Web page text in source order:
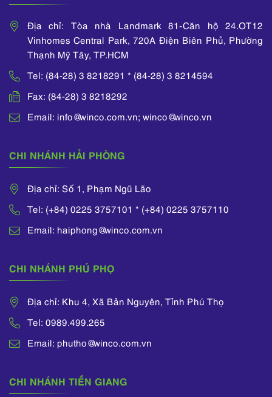
Địa chỉ: Tòa nhà Landmark 81-Căn hộ 24.OT12
Vinhomes Central Park, 720A Điện Biên Phủ, Phường
Thạnh Mỹ Tây, TP.HCM
Tel: (84-28) 3 8218291 * (84-28) 3 8214594
Fax: (84-28) 3 8218292
Email: info@winco.com.vn; winco@winco.vn
CHI NHÁNH HẢI PHÒNG
Địa chỉ: Số 1, Phạm Ngũ Lão
Tel: (+84) 0225 3757101 * (+84) 0225 3757110
Email: haiphong@winco.com.vn
CHI NHÁNH PHÚ PHỌ
Địa chỉ: Khu 4, Xã Bản Nguyên, Tỉnh Phú Thọ
Tel: 0989.499.265
Email: phutho@winco.com.vn
CHI NHÁNH TIỀN GIANG